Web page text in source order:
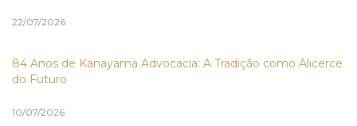
22/07/2026
84 Anos de Kanayama Advocacia: A Tradição como Alicerce
do Futuro
10/07/2026